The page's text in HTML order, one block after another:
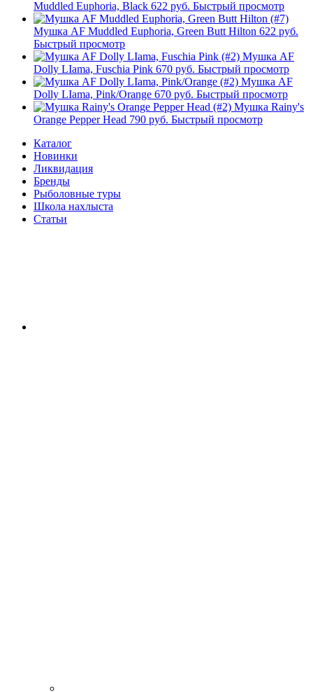
Muddled Euphoria, Black 622 руб. Быстрый просмотр
Мушка AF Muddled Euphoria, Green Butt Hilton 622 руб.
Быстрый просмотр
Мушка AF
Dolly LIama, Fuschia Pink 670 руб. Быстрый просмотр
Мушка AF
Dolly LIama, Pink/Orange 670 руб. Быстрый просмотр
Мушка Rainy's
Orange Pepper Head 790 руб. Быстрый просмотр
Каталог
Новинки
Ликвидация
Бренды
Рыболовные туры
Школа нахлыста
Статьи